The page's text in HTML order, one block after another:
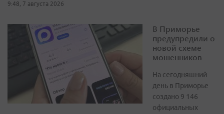
9:48, 7 августа 2026
В Приморье
предупредили о
новой схеме
мошенников
На сегодняшний
день в Приморье
создано 9 146
официальных